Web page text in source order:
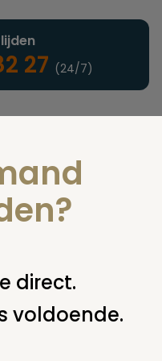
27 (24/7)
uitvaartplechtigheid
direct.
voldoende.